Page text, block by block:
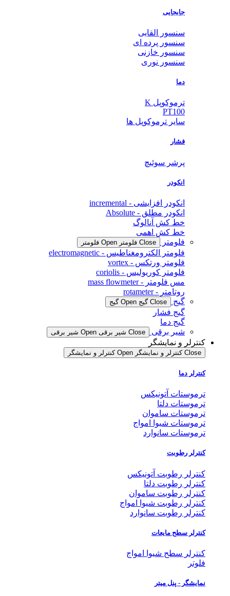
جابجایی
سنسور القایی
سنسور پرده ای
سنسور خازنی
سنسور نوری
دما
ترموکوپل K
PT100
سایر ترموکوپل ها
فشار
پرشر سوئیچ
انکودر
انکودر افزایشی - incremental
انکودر مطلق - Absolute
خط کش آنالوگ
خط کش اهمی
فلومتر
Close فلومتر Open فلومتر
فلومتر الکترومغناطیس - electromagnetic
فلومتر ورتکس - vortex
فلومتر کوریولیس - coriolis
مس فلومتر - mass flowmeter
روتامتر - rotameter
گیج
Close گیج Open گیج
گیج فشار
گیج دما
شیر برقی
Close شیر برقی Open شیر برقی
کنترلر و نمایشگر
Close کنترلر و نمایشگر Open کنترلر و نمایشگر
کنترلر دما
ترموستات آتونیکس
ترموستات دلتا
ترموستات ساموان
ترموستات شیوا امواج
ترموستات سانوارد
کنترلر رطوبت
کنترلر رطوبت آتونیکس
کنترلر رطوبت دلتا
کنترلر رطوبت ساموان
کنترلر رطوبت شیوا امواج
کنترلر رطوبت سانوارد
کنترلر سطح مایعات
کنترلر سطح شیوا امواج
فلوتر
نمایشگر - پنل میتر